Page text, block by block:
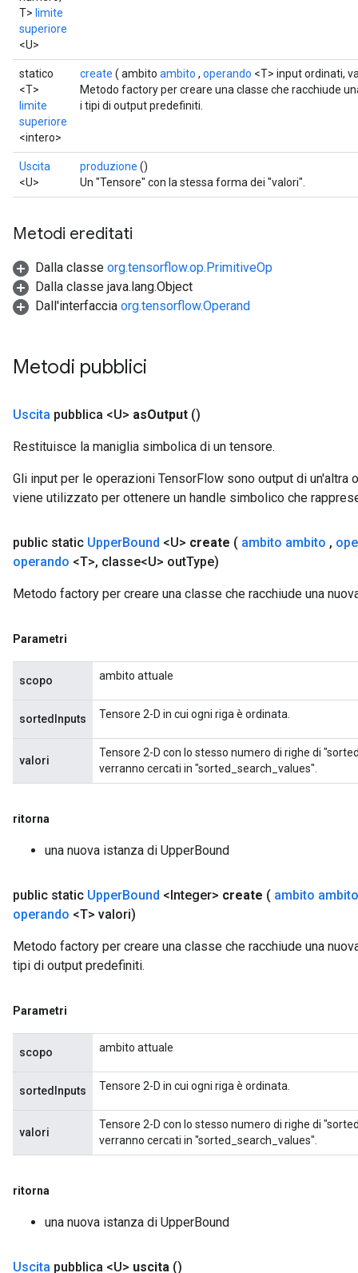
T> limite
superiore
<U>
statico
<T>
limite
superiore
<intero>
create ( ambito ambito , operando <T> input ordinati,
Metodo factory per creare una classe che racchiude
i tipi di output predefiniti.
Uscita
<U>
produzione ()
Un "Tensore" con la stessa forma dei "valori".
Metodi ereditati
Dalla classe org.tensorflow.op.PrimitiveOp
Dalla classe java.lang.Object
Dall'interfaccia org.tensorflow.Operand
Metodi pubblici
Uscita pubblica <U> asOutput ()
Restituisce la maniglia simbolica di un tensore.
Gli input per le operazioni TensorFlow sono output di un'altra
viene utilizzato per ottenere un handle simbolico che
public static UpperBound <U> create ( ambito ambito ,
operando <T>, classe<U> outType)
Metodo factory per creare una classe che racchiude una
Parametri
scopo ambito attuale
sortedInputs Tensore 2-D in cui ogni riga è ordinata.
valori
Tensore 2-D con lo stesso numero di righe di
verranno cercati in "sorted_search_values".
ritorna
una nuova istanza di UpperBound
public static UpperBound <Integer> create ( ambito ambito
operando <T> valori)
Metodo factory per creare una classe che racchiude una
tipi di output predefiniti.
Parametri
scopo ambito attuale
sortedInputs Tensore 2-D in cui ogni riga è ordinata.
valori
Tensore 2-D con lo stesso numero di righe di
verranno cercati in "sorted_search_values".
ritorna
una nuova istanza di UpperBound
Uscita pubblica <U> uscita ()